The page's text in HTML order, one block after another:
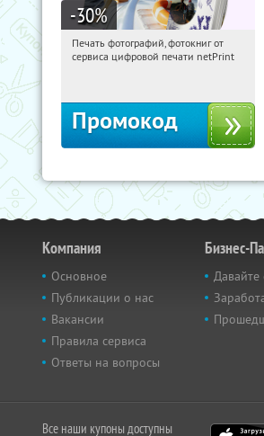
-30%
08:51:28 Получили:
Печать фотографий, фотокниг от
сервиса цифровой печати netPrint
Промокод
Компания
Основное
Публикации о нас
Вакансии
Правила сервиса
Ответы на вопросы
Бизнес-
Все наши купоны доступны